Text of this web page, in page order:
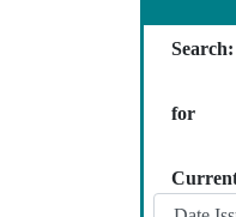
Search:
for